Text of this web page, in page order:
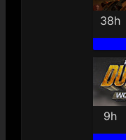
38h
9h